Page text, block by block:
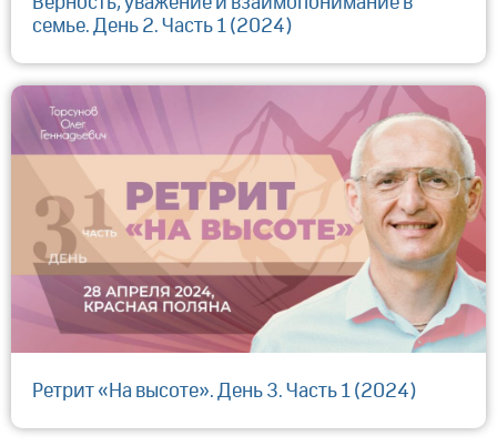
семье. День 2. Часть 1 (2024)
Ретрит «На высоте». День 3. Часть 1 (2024)